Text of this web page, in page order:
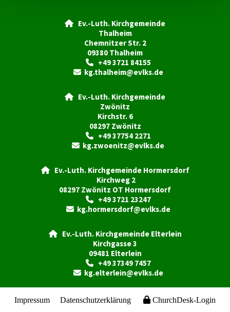

Ev.-Luth. Kirchgemeinde
Thalheim
Chemnitzer Str. 2
09380 Thalheim
+49 3721 84155
 kg.thalheim@evlks.de

Ev.-Luth. Kirchgemeinde
Zwönitz
Kirchstr. 6
08297 Zwönitz
+49 37754 2271
 kg.zwoenitz@evlks.de
Ev.-Luth. Kirchgemeinde Hormersdorf
Kirchweg 2
08297 Zwönitz OT Hormersdorf
+49 3721 23247
 kg.hormersdorf@evlks.de
Ev.-Luth. Kirchgemeinde Elterlein
Kirchgasse 3
09481 Elterlein
+49 37349 7457
 kg.elterlein@evlks.de
Impressum Datenschutzerklärung ChurchDesk-Login